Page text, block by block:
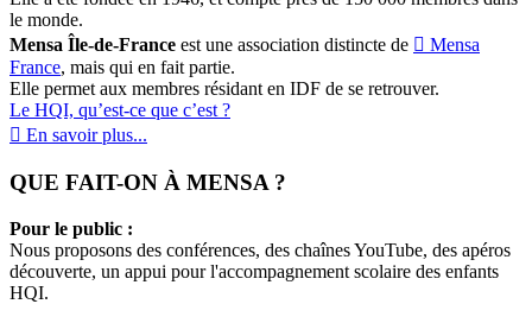
le monde.
Mensa Île-de-France est une association distincte de
Mensa
France, mais qui en fait partie.
Elle permet aux membres résidant en IDF de se retrouver.
Le HQI, qu’est-ce que c’est ?
En savoir plus...
QUE FAIT-ON À MENSA ?
Pour le public :
Nous proposons des conférences, des chaînes YouTube, des apéros
découverte, un appui pour l'accompagnement scolaire des enfants
HQI.